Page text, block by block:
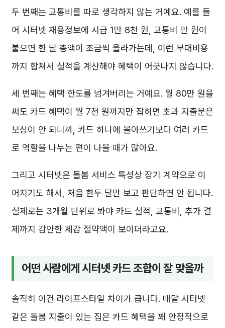
두 번째는 교통비를 따로 생각하지 않는 거예요. 예를 들
어 시터넷 채용정보에 시급 1만 8천 원, 교통비 만 원이
붙으면 한 달 총액이 조금씩 올라가는데, 이런 부대비용
까지 합쳐서 실적을 계산해야 혜택이 어긋나지 않습니다.
세 번째는 혜택 한도를 넘겨버리는 거예요. 월 80만 원을
써도 카드 혜택이 월 7천 원까지만 잡히면 초과 지출분은
보상이 안 되니까, 카드 하나에 몰아쓰기보다 여러 카드
로 역할을 나누는 편이 나을 때가 많아요.
그리고 시터넷은 돌봄 서비스 특성상 장기 계약으로 이
어지기도 해서, 처음 한두 달만 보고 판단하면 안 됩니다.
실제로는 3개월 단위로 봐야 카드 실적, 교통비, 추가 결
제까지 감안한 체감 절약액이 보이더라고요.
어떤 사람에게 시터넷 카드 조합이 잘 맞을까
솔직히 이건 라이프스타일 차이가 큽니다. 매달 시터넷
같은 돌봄 지출이 있는 집은 카드 혜택을 꽤 안정적으로